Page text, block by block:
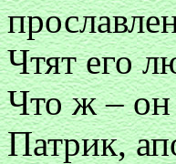
Чтят его
Что ж – он
Патрик,